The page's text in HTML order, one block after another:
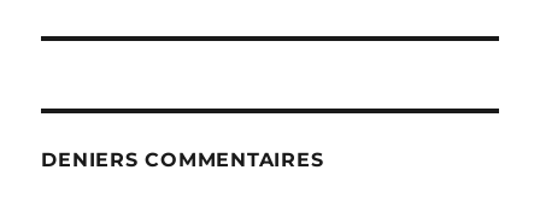
DENIERS COMMENTAIRES